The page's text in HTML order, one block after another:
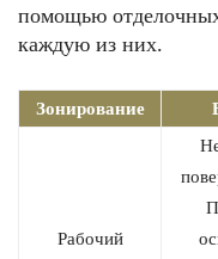
помощью
каждую из них.
Зонирование
Рабочий